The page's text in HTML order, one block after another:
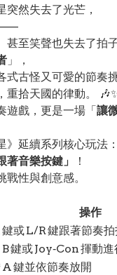
突然失去了光芒，
——
至笑聲也失去了拍子
」，
式古怪又可愛的節奏
重拾天國的律動。
遊戲，更是一場「 讓
》延續系列核心玩法：
著音樂按鍵」
！
性與創意感。
操作
鍵或 L/R 鍵跟著節奏
B 鍵或 Joy‑Con 揮動
A 鍵並依節奏放開